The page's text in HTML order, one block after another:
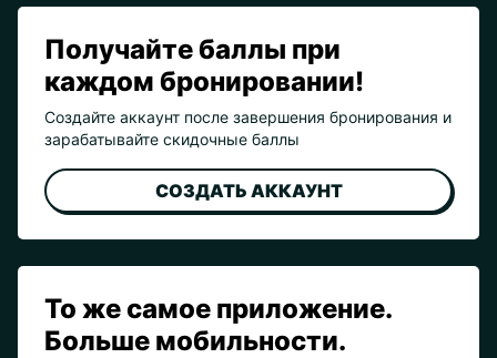
Получайте баллы при
каждом бронировании!
Создайте аккаунт после завершения бронирования и
зарабатывайте скидочные баллы
СОЗДАТЬ АККАУНТ
То же самое приложение.
Больше мобильности.